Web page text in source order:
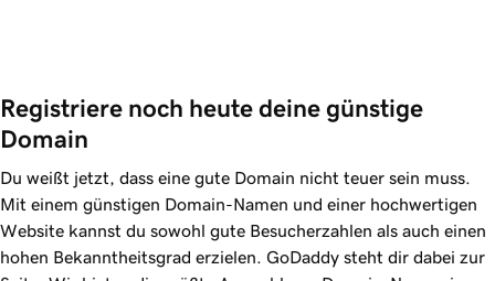
Registriere noch heute deine günstige
Domain
Du weißt jetzt, dass eine gute Domain nicht teuer sein muss.
Mit einem günstigen Domain-Namen und einer hochwertigen
Website kannst du sowohl gute Besucherzahlen als auch einen
hohen Bekanntheitsgrad erzielen. GoDaddy steht dir dabei zur